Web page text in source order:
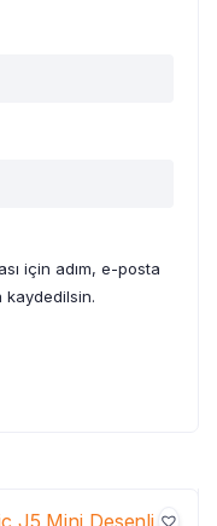
için adım, e-posta
kaydedilsin.